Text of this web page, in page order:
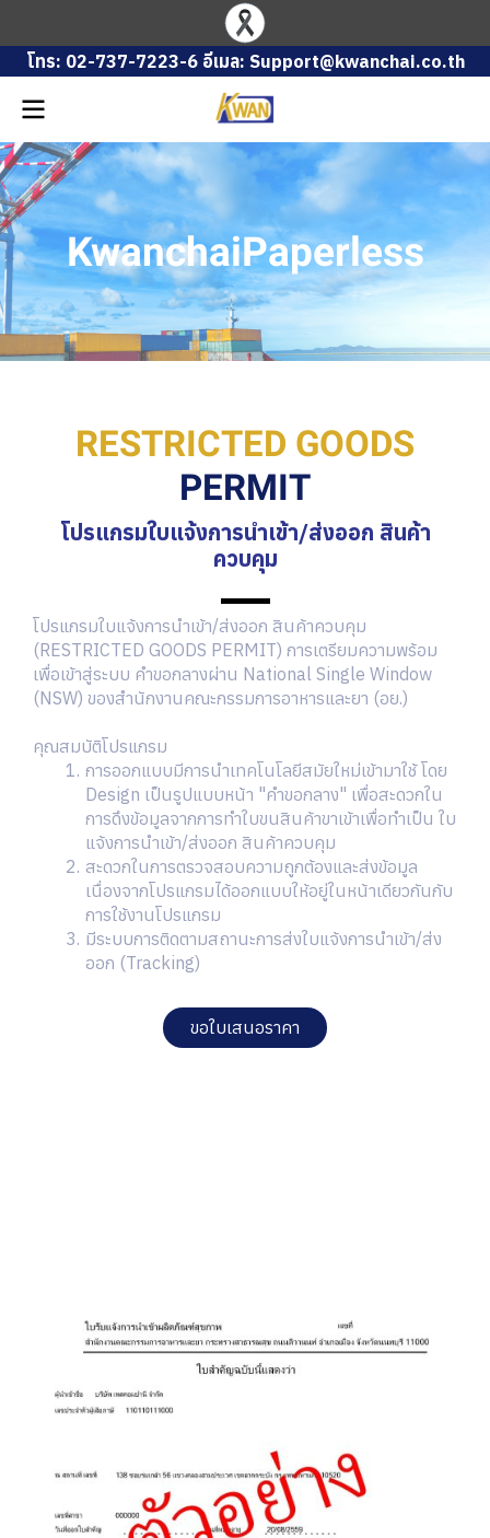
โทร: 02-737-7223-6 อีเมล: Support@kwanchai.co.th
KwanchaiPaperless
RESTRICTED GOODS
PERMIT
โปรแกรมใบแจ้งการนำเข้า/ส่งออก สินค้า
ควบคุม
โปรแกรมใบแจ้งการนำเข้า/ส่งออก สินค้าควบคุม
(RESTRICTED GOODS PERMIT) การเตรียมความพร้อม
เพื่อเข้าสู่ระบบ คำขอกลางผ่าน National Single Window
(NSW) ของสำนักงานคณะกรรมการอาหารและยา (อย.)
คุณสมบัติโปรแกรม
การออกแบบมีการนำเทคโนโลยีสมัยใหม่เข้ามาใช้ โดย
Design เป็นรูปแบบหน้า "คำขอกลาง" เพื่อสะดวกใน
การดึงข้อมูลจากการทำใบขนสินค้าขาเข้าเพื่อทำเป็น ใบ
แจ้งการนำเข้า/ส่งออก สินค้าควบคุม
สะดวกในการตรวจสอบความถูกต้องและส่งข้อมูล
เนื่องจากโปรแกรมได้ออกแบบให้อยู่ในหน้าเดียวกันกับ
การใช้งานโปรแกรม
มีระบบการติดตามสถานะการส่งใบแจ้งการนำเข้า/ส่ง
ออก (Tracking)
ขอใบเสนอราคา